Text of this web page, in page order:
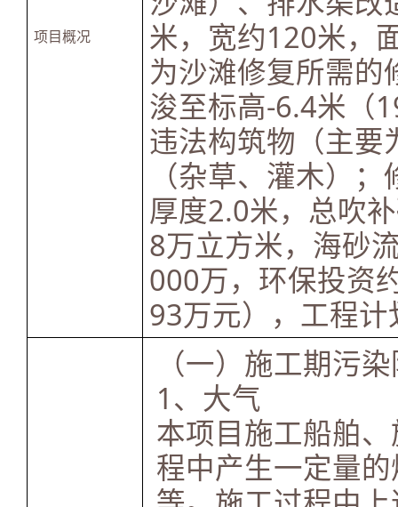
项目概况
米，宽约120米，
为沙滩修复所需
浚至标高-6.4米（
违法构筑物（主要
（杂草、灌木）
厚度2.0米，总吹
8万立方米，海砂
000万，环保投资
93万元），工程
（一）施工期污
1、大气
本项目施工船舶
程中产生一定量